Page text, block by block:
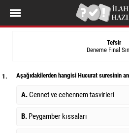
Tefsir
Deneme Final
1. Aşağıdakilerden hangisi Hucurat suresinin
A.Cennet ve cehennem tasvirleri
B. Peygamber kıssaları